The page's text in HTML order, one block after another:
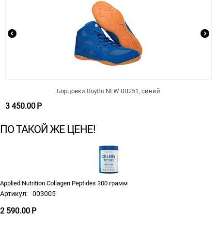
Борцовки BoyBo NEW BB251, синий
3 450.00 Р
ПО ТАКОЙ ЖЕ ЦЕНЕ!
Applied Nutrition Collagen Peptides 300 грамм
Артикул: 003005
2 590.00 Р